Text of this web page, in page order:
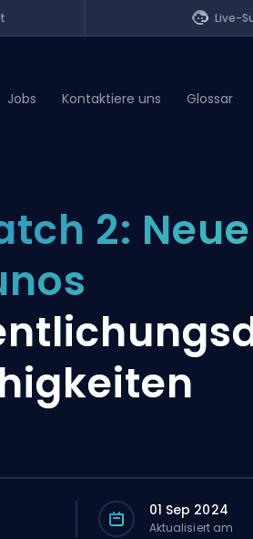
Live-
Jobs Kontaktiere uns Glossar
2:
01 Sep 2024
Aktualisiert am